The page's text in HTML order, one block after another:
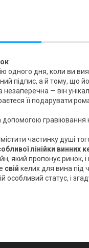
одного дня, коли ви
підпис, а й тому, що
— він
її
гравіювання
частинку душі
лінійки винних
який пропонує ринок,
свій келих для вина під
особливий статус, і